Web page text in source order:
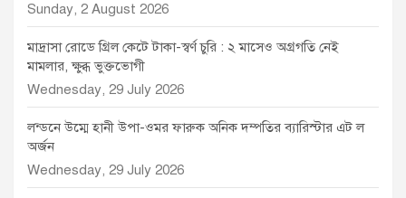
Sunday, 2 August 2026
মাদ্রাসা রোডে গ্রিল কেটে টাকা-স্বর্ণ চুরি : ২ মাসেও অগ্রগতি নেই
মামলার, ক্ষুব্ধ ভুক্তভোগী
Wednesday, 29 July 2026
লন্ডনে উম্মে হানী উপা-ওমর ফারুক অনিক দম্পতির ব্যারিস্টার এট ল
অর্জন
Wednesday, 29 July 2026